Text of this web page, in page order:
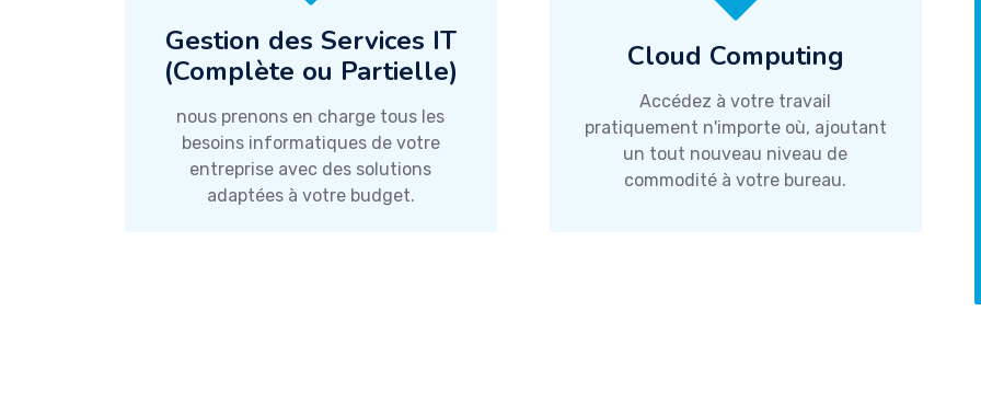
Gestion des Services IT
(Complète ou Partielle)
nous prenons en charge tous les
besoins informatiques de votre
entreprise avec des solutions
adaptées à votre budget.
Cloud Computing
Accédez à votre travail
pratiquement n'importe où, ajoutant
un tout nouveau niveau de
commodité à votre bureau.